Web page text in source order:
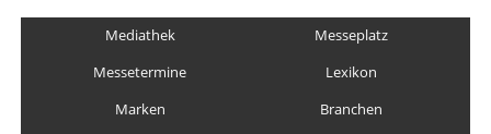
Mediathek
Messeplatz
Messetermine
Lexikon
Marken
Branchen